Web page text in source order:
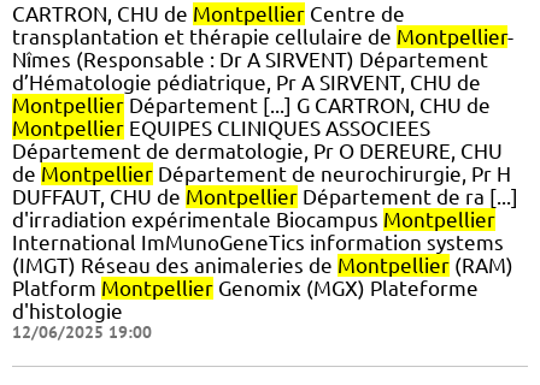
CARTRON, CHU de Montpellier Centre de
transplantation et thérapie cellulaire de Montpellier-
Nîmes (Responsable : Dr A SIRVENT) Département
d’Hématologie pédiatrique, Pr A SIRVENT, CHU de
Montpellier Département [...] G CARTRON, CHU de
Montpellier EQUIPES CLINIQUES ASSOCIEES
Département de dermatologie, Pr O DEREURE, CHU
de Montpellier Département de neurochirurgie, Pr H
DUFFAUT, CHU de Montpellier Département de ra [...]
d'irradiation expérimentale Biocampus Montpellier
International ImMunoGeneTics information systems
(IMGT) Réseau des animaleries de Montpellier (RAM)
Platform Montpellier Genomix (MGX) Plateforme
d'histologie
12/06/2025 19:00